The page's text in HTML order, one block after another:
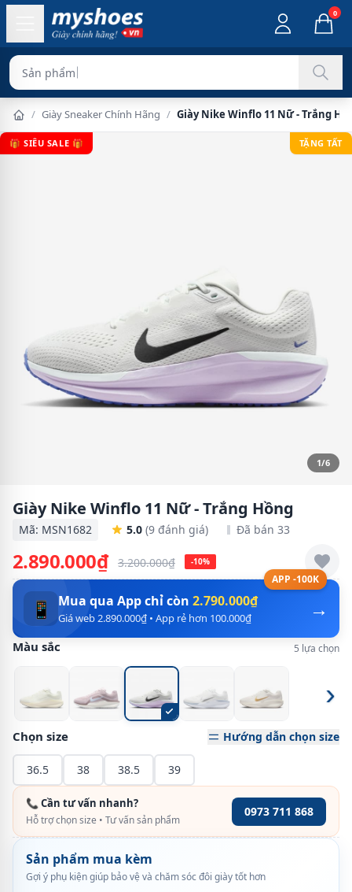
0
Sản phẩm chính hãn
/ Giày Sneaker Chính Hãng / Giày Nike Winflo 11 Nữ - Trắng
🎁 SIÊU SALE 🎁 TẶNG TẤT
1/6
Giày Nike Winflo 11 Nữ - Trắng Hồng
Mã: MSN1682 5.0 (9 đánh giá) Đã bán 33
2.890.000₫ 3.200.000₫ -10%
APP -100K
→
📱 Mua qua App chỉ còn 2.790.000₫
Giá web 2.890.000₫ • App rẻ hơn 100.000₫
Màu sắc 5 lựa chọn
›
Chọn size Hướng dẫn chọn size
36.5 38 38.5 39
📞 Cần tư vấn nhanh?
Hỗ trợ chọn size • Tư vấn sản phẩm
0973 711 868
Sản phẩm mua kèm
Gợi ý phụ kiện giúp bảo vệ và chăm sóc đôi giày tốt hơn